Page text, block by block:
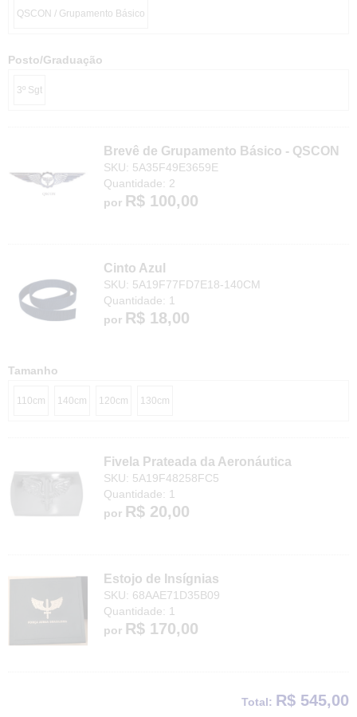
QSCON / Grupamento Básico
Posto/Graduação
3º Sgt
Brevê de Grupamento Básico - QSCON
SKU: 5A35F49E3659E
Quantidade: 2
por R$ 100,00
Cinto Azul
SKU: 5A19F77FD7E18-140CM
Quantidade: 1
por R$ 18,00
Tamanho
110cm 140cm 120cm 130cm
Fivela Prateada da Aeronáutica
SKU: 5A19F48258FC5
Quantidade: 1
por R$ 20,00
Estojo de Insígnias
SKU: 68AAE71D35B09
Quantidade: 1
por R$ 170,00
Total: R$ 545,00